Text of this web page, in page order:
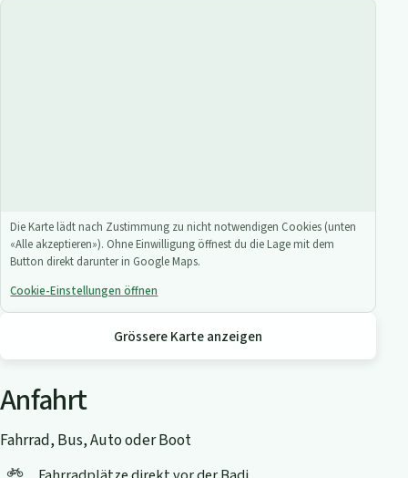
Die Karte lädt nach Zustimmung zu nicht notwendigen Cookies (unten
«Alle akzeptieren»). Ohne Einwilligung öffnest du die Lage mit dem
Button direkt darunter in Google Maps.
Cookie-Einstellungen öffnen
Grössere Karte anzeigen
Anfahrt
Fahrrad, Bus, Auto oder Boot